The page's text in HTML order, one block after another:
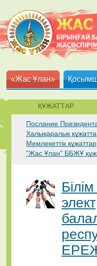
«Жас Ұлан»
ҚҰЖАТТАР
Послание
Халықаралық
Мемлекеттік құжаттар
"Жас Ұлан" ББЖҰ